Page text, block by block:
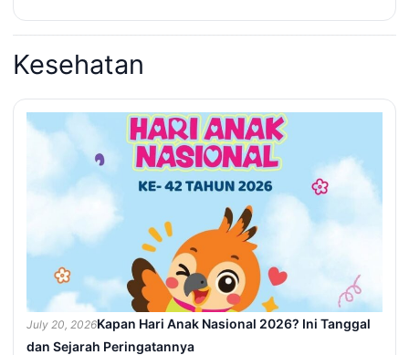
Kesehatan
July 20, 2026Kapan Hari Anak Nasional 2026? Ini Tanggal
dan Sejarah Peringatannya